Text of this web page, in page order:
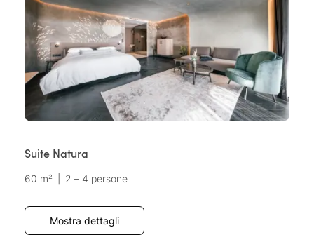
Suite Natura
60 m² 2 – 4 persone
Mostra dettagli